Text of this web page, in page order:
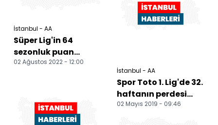
İstanbul - AA
Süper Lig'in 64
sezonluk puan
cetveli
02 Ağustos 2022 - 12:00
İstanbul - AA
Spor Toto 1. Lig'de 32.
haftanın perdesi
açılıyor
02 Mayıs 2019 - 09:46